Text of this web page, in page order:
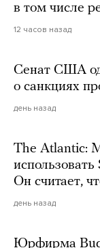
в том числе
12 часов назад
Сенат США
о санкциях
день назад
The Atlantic:
Он считает,
день назад
Юрфирма